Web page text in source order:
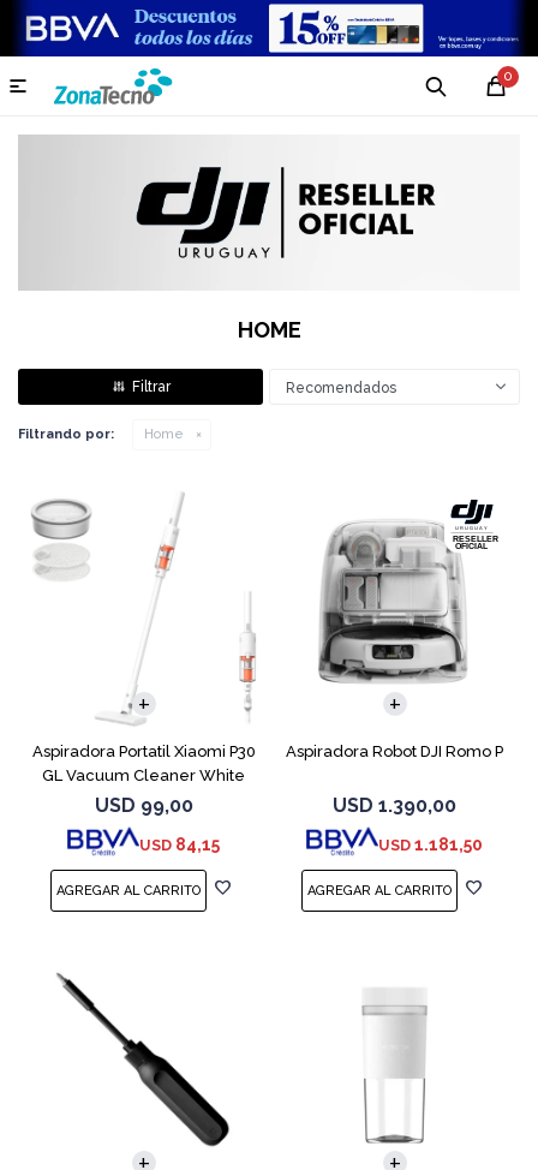
0

HOME
Recomendados
Filtrando por: Home
Aspiradora Portatil Xiaomi P30
GL Vacuum Cleaner White
USD 99,00
USD 84,15
Aspiradora Robot DJI Romo P
USD 1.390,00
USD 1.181,50